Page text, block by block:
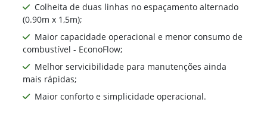
Colheita de duas linhas no espaçamento alternado
(0.90m x 1,5m);
Maior capacidade operacional e menor consumo de
combustível - EconoFlow;
Melhor servicibilidade para manutenções ainda
mais rápidas;
Maior conforto e simplicidade operacional.